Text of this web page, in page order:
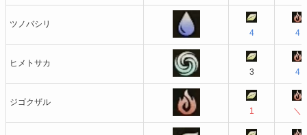
ツノバシリ
4
4
ヒメトサカ
3
4
ジゴクザル
1
＼